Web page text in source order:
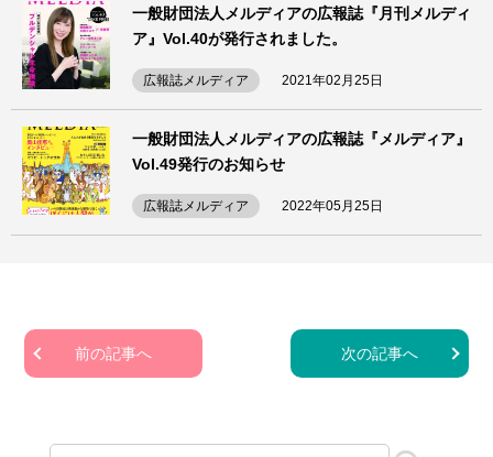
一般財団法人メルディアの広報誌『月刊メルディ
ア』Vol.40が発行されました。
広報誌メルディア 2021年02月25日
一般財団法人メルディアの広報誌『メルディア』
Vol.49発行のお知らせ
広報誌メルディア 2022年05月25日
前の記事へ 次の記事へ